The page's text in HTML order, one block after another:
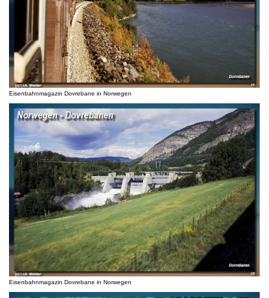
Eisenbahnmagazin Dovrebane in Norwegen
Eisenbahnmagazin Dovrebane in Norwegen